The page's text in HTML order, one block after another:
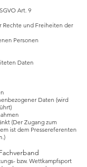
Art. 9
Rechte und Freiheiten der
Personen
Daten
Daten (wird
(Der Zugang zum
ist dem Pressereferenten
bzw. Wettkampfsport